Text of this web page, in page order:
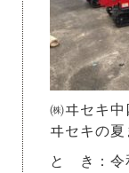
㈱ヰセキ中
ヰセキの夏
と き：令